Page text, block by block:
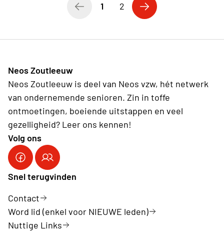
1 2
Neos Zoutleeuw
Neos Zoutleeuw is deel van Neos vzw, hét netwerk
van ondernemende senioren. Zin in toffe
ontmoetingen, boeiende uitstappen en veel
gezelligheid? Leer ons kennen!
Volg ons
Snel terugvinden
Contact
Word lid (enkel voor NIEUWE leden)
Nuttige Links